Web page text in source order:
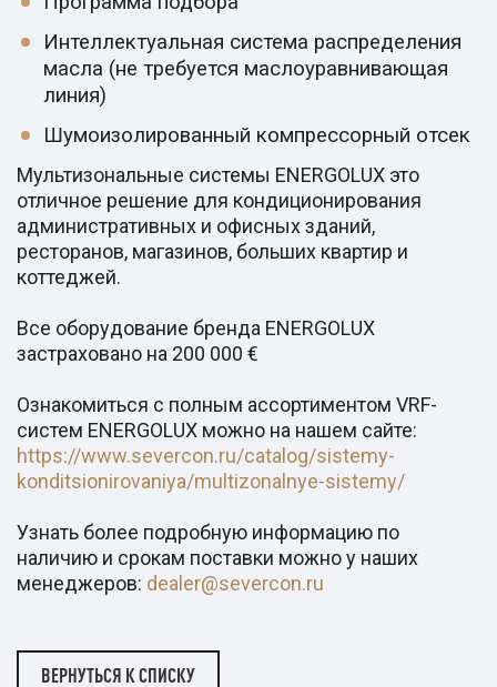
Интеллектуальная система распределения
масла (не требуется маслоуравнивающая
линия)
Шумоизолированный компрессорный отсек
Мультизональные системы ENERGOLUX это
отличное решение для кондиционирования
административных и офисных зданий,
ресторанов, магазинов, больших квартир и
коттеджей.
Все оборудование бренда ENERGOLUX
застраховано на 200 000 €
Ознакомиться с полным ассортиментом VRF-
систем ENERGOLUX можно на нашем сайте:
https://www.severcon.ru/catalog/sistemy-
konditsionirovaniya/multizonalnye-sistemy/
Узнать более подробную информацию по
наличию и срокам поставки можно у наших
менеджеров: dealer@severcon.ru
ВЕРНУТЬСЯ К СПИСКУ